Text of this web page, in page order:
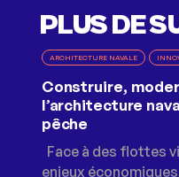
PLUS DE
ARCHITECTURE NAVALE
Construire,
l’architecture
pêche
Face à des flottes
enjeux